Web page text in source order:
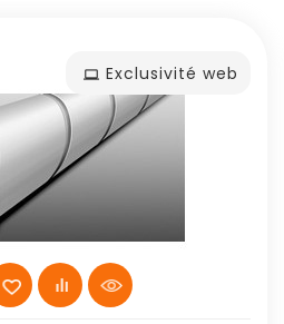
Exclusivité web